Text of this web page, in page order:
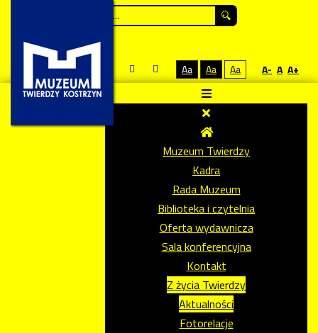
Aa Aa Aa A- A A+
Muzeum Twierdzy
Kadra
Rada Muzeum
Biblioteka i czytelnia
Oferta wydawnicza
Sala konferencyjna
Kontakt
Z życia Twierdzy
Aktualności
Fotorelacje